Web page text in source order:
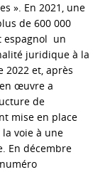
». En 2021, une
de 600 000
espagnol un
juridique à la
2022 et, après
œuvre a
de
mise en place
voie à une
En décembre